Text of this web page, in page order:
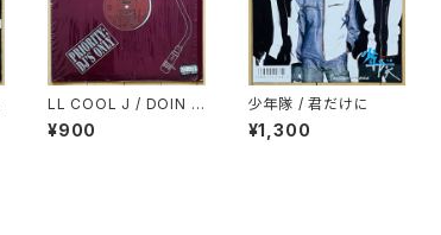
LL COOL J / DOIN I
T
¥900
少年隊 / 君だけに
¥1,300